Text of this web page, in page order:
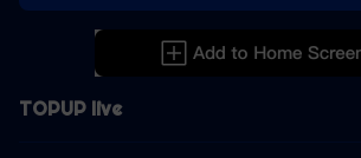
TOPUP live